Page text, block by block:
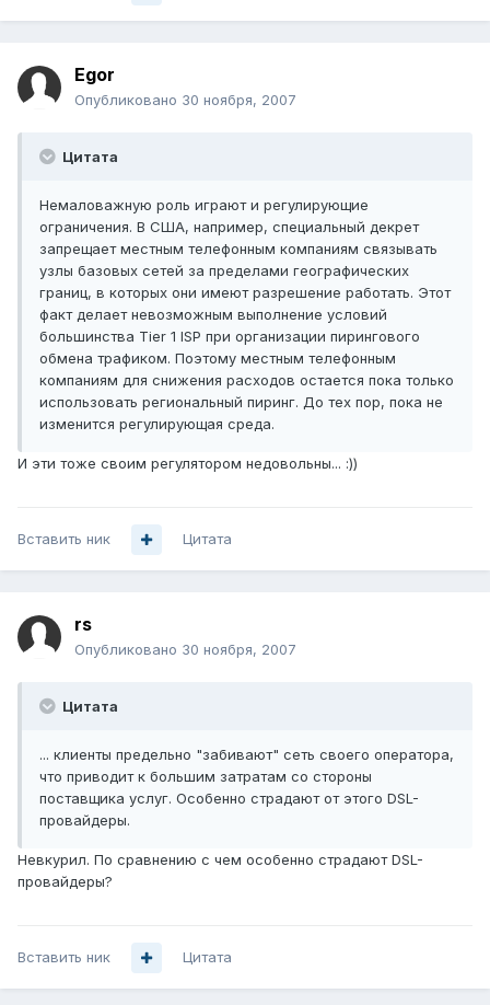
Egor
Опубликовано 30 ноября, 2007
Цитата
Немаловажную роль играют и регулирующие
ограничения. В США, например, специальный декрет
запрещает местным телефонным компаниям связывать
узлы базовых сетей за пределами географических
границ, в которых они имеют разрешение работать. Этот
факт делает невозможным выполнение условий
большинства Tier 1 ISP при организации пирингового
обмена трафиком. Поэтому местным телефонным
компаниям для снижения расходов остается пока только
использовать региональный пиринг. До тех пор, пока не
изменится регулирующая среда.
И эти тоже своим регулятором недовольны... :))
Вставить ник Цитата
rs
Опубликовано 30 ноября, 2007
Цитата
... клиенты предельно "забивают" сеть своего оператора,
что приводит к большим затратам со стороны
поставщика услуг. Особенно страдают от этого DSL-
провайдеры.
Невкурил. По сравнению с чем особенно страдают DSL-
провайдеры?
Вставить ник Цитата